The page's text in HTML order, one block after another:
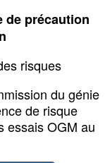
de précaution
risques
du génie
de risque
essais OGM au